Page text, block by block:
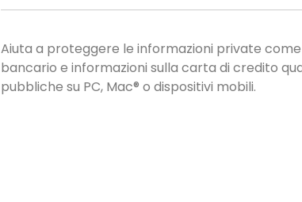
Aiuta a proteggere le informazioni private
bancario e informazioni sulla carta di credito
pubbliche su PC, Mac® o dispositivi mobili.